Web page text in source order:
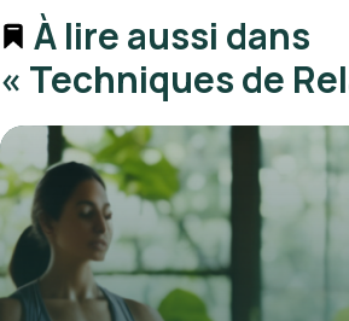
À lire aussi dans
« Techniques de